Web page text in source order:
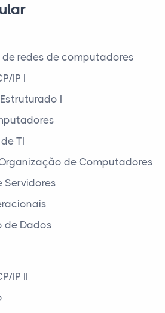
redes de computadores
IP I
I
TI
de Computadores
Servidores
de Dados
IP II